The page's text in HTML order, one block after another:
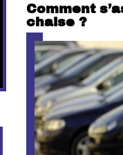
Comment
chaise ?